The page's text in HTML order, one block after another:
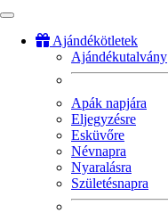
Ajándékötletek
Ajándékutalvány
Apák napjára
Eljegyzésre
Esküvőre
Névnapra
Nyaralásra
Születésnapra